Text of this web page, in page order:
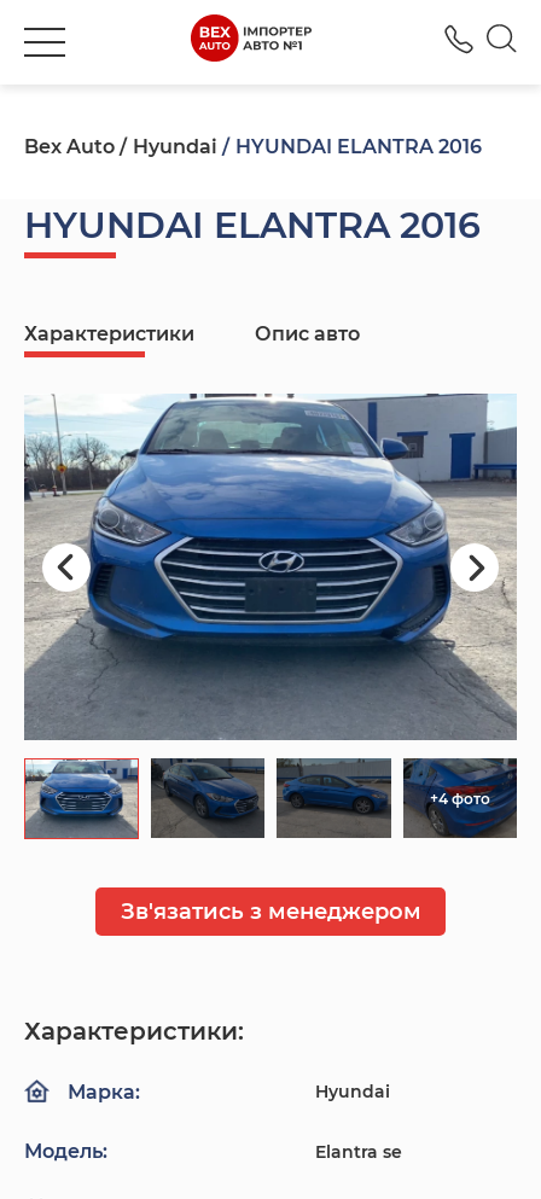
Bex Auto Hyundai HYUNDAI ELANTRA 2016
HYUNDAI ELANTRA 2016
Характеристики Опис авто
+4 фото
Зв'язатись з менеджером
Характеристики:
Марка: Hyundai
Модель: Elantra se